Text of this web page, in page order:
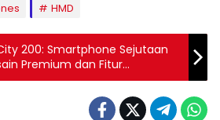
HMD
200: Smartphone Sejutaan
Premium dan Fitur